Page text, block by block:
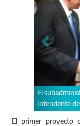
El
Intendente
El primer proyecto